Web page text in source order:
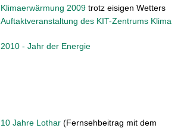
Klimaerwärmung 2009trotz eisigen Wetters
Auftaktveranstaltung des KIT-Zentrums Klima
2010 - Jahr der Energie
10 Jahre Lothar(Fernsehbeitrag mit dem